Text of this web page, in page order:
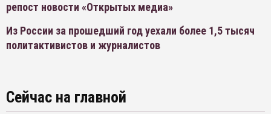
репост новости «Открытых медиа»
Из России за прошедший год уехали более 1,5 тысяч
политактивистов и журналистов
Сейчас на главной